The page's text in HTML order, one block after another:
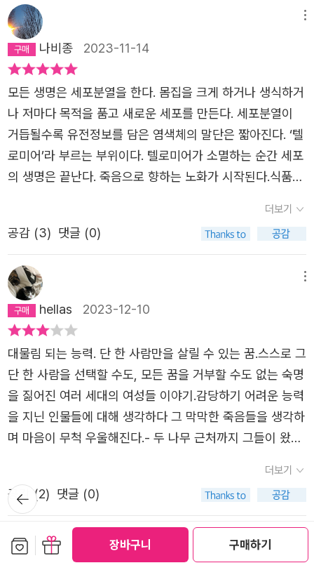
장바구니 구매하기
은 사랑을 더욱 짙게 하는 날이 된다.​외할머니가 죽음을 거
부하지 않고 받아들이며 목화에게 말하는 장면과 떠난 뒷모
습들은 잊히지 않는다. 오늘이 주어진 의미를 더욱 명료하게
느끼게 하는 소설이다. 악의에 찬 사람들의 열거되는 언행들
이 뾰족하게 드러나는 소설이다. 더불어 설명되지 않는 모호
한 현상들을 다시금 떠올려보면서 읽은 소설이다. 이해되는
데 설명이 어려운 현상을 우리는 경험할 때가 있다. 검은 구
멍을 품고 살았던 목수의 삶에도 목화가 경험하는 일과 사라
진 금화가 나타나서 건넨 말 덕분에 모두가 편안해지고 이해
들이는 자의 상태에 따라서 달라진다. 세 명의 여자들의 삶
만 살펴보아도 그러하다. 벗어날 수 없는 상황이지만 어떤
언행을 거침없이 쏟아내는 일화의 모습에 부모가 쌍둥이 남
매에게 보이는 모습도 기억에 남게 한다. 멈추어야 하는 것
은 무엇인지도 살펴보게 하는 인물들이다. 목화의 연인이었
던 정원도 다르지가 않다. 정원이 목화에게 쏟아내는 말들은
무엇이었는지 우리는 알게 된다. 정원이 정사원이 되면서 계
획하는 꿈들은 목화를 동요시키지 못한다. 라일락 나무가 뽑
었다가 심어졌다는 사실은 의미심장한 사건이 된다. 서로의
삶을 가꾸고 있는 삶인지 죽이고 있는 삶인지도 질문을 던지
처럼 대하는 사람을 볼 때마다,...사회적 참사로 죽은 사람들
을 비웃고 비아냥거리는 사람들을 볼 때마다 229​뒤섞인 존
재가, 사이가, 현상이, 모호한 상태가 훨씬 많다. 세상에는
그런 식으로 설명할 수 없는 것이 더 많다고. 215
것 같았다. 우리 또한 천자처럼, 미수처럼, 목화처럼 손 쓸
새 없이 죽음으로 휩쓸려 간 수많은 사람들과 함께 오늘을
사니까. 무자비하고 비논리적인 삶과 죽음의 경계 앞에 갑자
기 끌려가 죽어가는 사람을 무력하게 보아야 하는 일들을,
나도 당신도 겪고 있으니까. 그들만의 숙명이라고 생각되지
않았다. 살아 있는 이들 모두의 숙명처럼 느껴졌다. ‘생명이
라는 너무나도 이상한 현상, 살려달라는 기도를 이해하지 못
하고 생명에 관심이 없는 신, 해변의 모래알보다 작은 행성
에서 홀로 존재하다 홀로 사라지는 인류’. 우리는 목화처럼
누군가가 지금 이곳에 잠시나마 실재했다는 사실을 기억해
주는, 우리 곁의 단 한 사람을 살리는 일을, 자신도 모르는
사이에 하고 있는 게 아닐까? 서로가 서로를 기억하는 단 한
사람으로 살기 위해 여기에 잠시 머무르는 게 아닐까? 그것
만으로도 충분하고 온전한 것 아닐까? 책을 읽으며 그런 생
각들을 두서없이 했다. 아마 나무를 보면 이 이야기가 생각
지 않고, 사소한 일로 화를 내거나 기뻐하지 않고, 책을 많이
읽고, 자기만의 고민에 잠겨서, 혼자만의 시간과 공간을 중
요하게 생각했다. 금화는 그런 엄마가 정말 특별하다고 생각
했다. 특별하다는 건 어쨌거나 극단적으로 선택하자면 긍정
어에 속했다. 유별난게 아니라 특별하다는 건 누군가에게 소
중하단 의미가 되기도 했고, 그런 사람이 되기 위한 전제조
건이기도 했다. 금화에게 엄마 미수가 그랬다. 엄마인 내가
그런 미수를 보았다면 고개를 끄덕였을 것이다. 아이들을 기
나 기뻐하지 않았다고? 어떻게 그럴 수 있을까 싶어 처음에
는 특별하게 보다가 결국 내 자신을 위로하기 위해 여러가지
사연을 만들고 무너뜨렸을 것이다. 단 한 사람을 구하기 위
해 그녀가 치르는 희생따윈 전혀 짐작도 못하고서.•언제나
어디에서나 어른들은 “너무 멀리 가지마”라고 했다. 그럴수
록 금화는 더 멀리 가고 싶었다. 아주 멀리까지 가서 사람들
이 마침내 자기를 그리워하게끔, 자기를 먼저 찾게끔 만들고
싶었다. 소설을 읽는 동안 이 부분만큼 나를 섬뜩하게 한 부
분은 없었다. 겁이 많은 내가 아이에게 늘 그랬었다. 멀리가
지 말라고. 엄마 시야에서 사라지지 말라고. 아이는 요즘 거
실에 앉아 놀면서도 무섭다고 말했다. 엄마가 보이지 않아
혼자 있는 것 같다고. 혼자라서 너무 무섭다고. 그런 찰나에
저 문장을 읽고보니 모든 것이 내 탓인것 같았다. 나는 엄마
니까. 목화의 말처럼 ‘사랑하는 사람이 생긴다는 건 신에게
구걸할 일이 늘어난다는 것’이니까.•목수야. 다 보고 있었어.
여기 모든 존재가. 그런데 아무도 돕지 않았어.인간들이 어
느 날 다 큰 나무를 거침없이 베어버렸다. 그 과정에서 사람
나비종 2023-11-14
모든 생명은 세포분열을 한다. 몸집을 크게 하거나 생식하거
나 저마다 목적을 품고 새로운 세포를 만든다. 세포분열이
거듭될수록 유전정보를 담은 염색체의 말단은 짧아진다. ‘텔
로미어’라 부르는 부위이다. 텔로미어가 소멸하는 순간 세포
의 생명은 끝난다. 죽음으로 향하는 노화가 시작된다.식품의
이 정해져 있으리라. 환경에 따라 다소 연장되거나 단축된다
해도 마지막 순간을 향해 나의 몸은 달려갈 터이다. 잡을 수
늦추는 방법뿐이다. 스트레스를 줄이거나 식생활, 운동, 수
면 등 건강한 몸을 위한 일반적인 권장 패턴과 별반 다르지
않다. 집 주변에 녹지가 많으면 텔로미어가 짧아지는 속도가
느려져 생물학적 연령이 2년 이상 낮아진다는 연구 결과가
있다. 식물은 역시 버릴 게 없는 완벽한 식품처럼 인간에게
유용한 존재인가. 녹지까지는 아니지만 출퇴근길에 나무 곁
을 지나간다. 우뚝 선 나무들을 바라보며 가끔 나무가 말을
거는 장면을 상상한다.-어젯밤에는 바람이 많이 불었어. 내
양 나무를 향해 마음속으로 말을 건넨다.-아깝지 않니?가을
을 품은 나무가 빙그레 미소 지으며 답한다.-때가 되어 떠난
건데, 뭘. 할 일을 다했으니 무슨 아쉬움이 있을까.나무도 나
처럼 숨을 쉬는 생명체라는 사실을 종종 잊는다. 삭막한 도
시를 유영하는 침묵에 둘러싸여 쫓기듯 달려가느라 초록빛
더보기
공감 (3) 댓글 (0)
hellas 2023-12-10
대물림 되는 능력. 단 한 사람만을 살릴 수 있는 꿈.스스로 그
단 한 사람을 선택할 수도, 모든 꿈을 거부할 수도 없는 숙명
을 짊어진 여러 세대의 여성들 이야기.감당하기 어려운 능력
을 지닌 인물들에 대해 생각하다 그 막막한 죽음들을 생각하
며 마음이 무척 우울해진다.- 두 나무 근처까지 그들이 왔다.
기를 찍었다. 찍고 또 찍었다. 나무는 점점 기울었다. 나무는
나무를 바라볼 수밖에 없었다. 나무가 쓰러졌다. 강렬한 고
와 잎을 대충 잘라 낸 뒤 줄기를 수레에 싣고 떠났다.홀로 남
은 나무 주변을 뒹구는 푸른 이파리와 나뭇가지.수수께끼처
더보기
공감 (2) 댓글 (0)
뒤로가
기